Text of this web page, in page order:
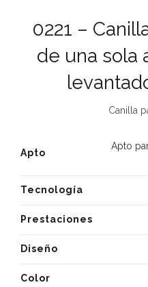
0221 –
de una sola
Canilla
Apto
Apto
Tecnología
Prestaciones
Diseño
Color